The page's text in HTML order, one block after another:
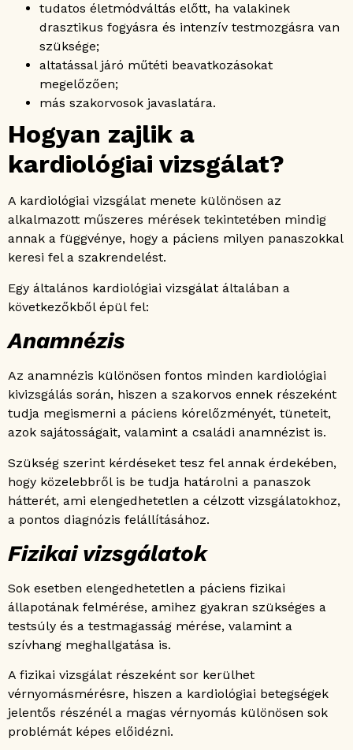
tudatos életmódváltás előtt, ha valakinek
drasztikus fogyásra és intenzív testmozgásra van
szüksége;
altatással járó műtéti beavatkozásokat
megelőzően;
más szakorvosok javaslatára.
Hogyan zajlik a
kardiológiai vizsgálat?
A kardiológiai vizsgálat menete különösen az
alkalmazott műszeres mérések tekintetében mindig
annak a függvénye, hogy a páciens milyen panaszokkal
keresi fel a szakrendelést.
Egy általános kardiológiai vizsgálat általában a
következőkből épül fel:
Anamnézis
Az anamnézis különösen fontos minden kardiológiai
kivizsgálás során, hiszen a szakorvos ennek részeként
tudja megismerni a páciens kórelőzményét, tüneteit,
azok sajátosságait, valamint a családi anamnézist is.
Szükség szerint kérdéseket tesz fel annak érdekében,
hogy közelebbről is be tudja határolni a panaszok
hátterét, ami elengedhetetlen a célzott vizsgálatokhoz,
a pontos diagnózis felállításához.
Fizikai vizsgálatok
Sok esetben elengedhetetlen a páciens fizikai
állapotának felmérése, amihez gyakran szükséges a
testsúly és a testmagasság mérése, valamint a
szívhang meghallgatása is.
A fizikai vizsgálat részeként sor kerülhet
vérnyomásmérésre, hiszen a kardiológiai betegségek
jelentős részénél a magas vérnyomás különösen sok
problémát képes előidézni.